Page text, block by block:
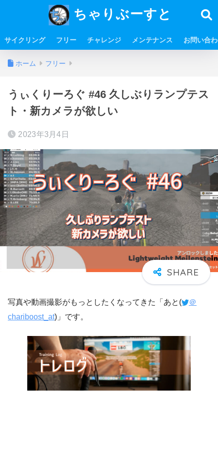
ちゃりぶーすと
サイクリング フリー チャレンジ メンテナンス お問い合
ホーム フリー
うぃくりーろぐ #46 久しぶりランプテス
ト・新カメラが欲しい
2023年3月4日
写真や動画撮影がもっとしたくなってきた「あと(
＠
chariboost_at)」です。